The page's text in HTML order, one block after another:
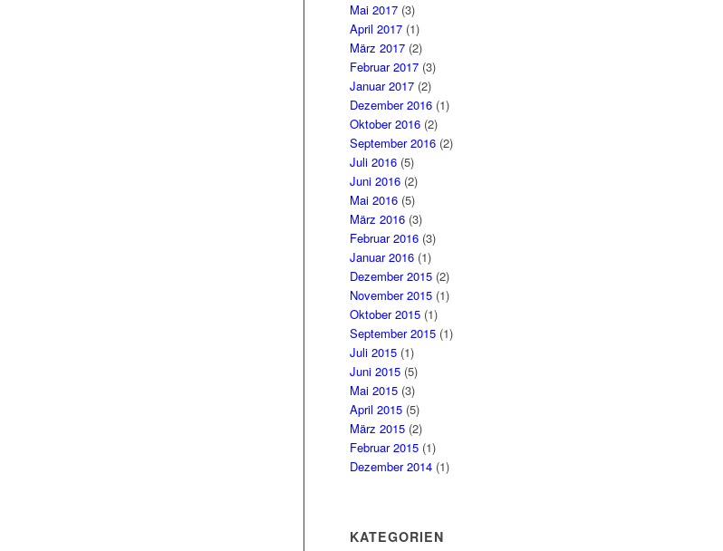
Mai 2017 (3)
April 2017 (1)
März 2017 (2)
Februar 2017 (3)
Januar 2017 (2)
Dezember 2016 (1)
Oktober 2016 (2)
September 2016 (2)
Juli 2016 (5)
Juni 2016 (2)
Mai 2016 (5)
März 2016 (3)
Februar 2016 (3)
Januar 2016 (1)
Dezember 2015 (2)
November 2015 (1)
Oktober 2015 (1)
September 2015 (1)
Juli 2015 (1)
Juni 2015 (5)
Mai 2015 (3)
April 2015 (5)
März 2015 (2)
Februar 2015 (1)
Dezember 2014 (1)
KATEGORIEN